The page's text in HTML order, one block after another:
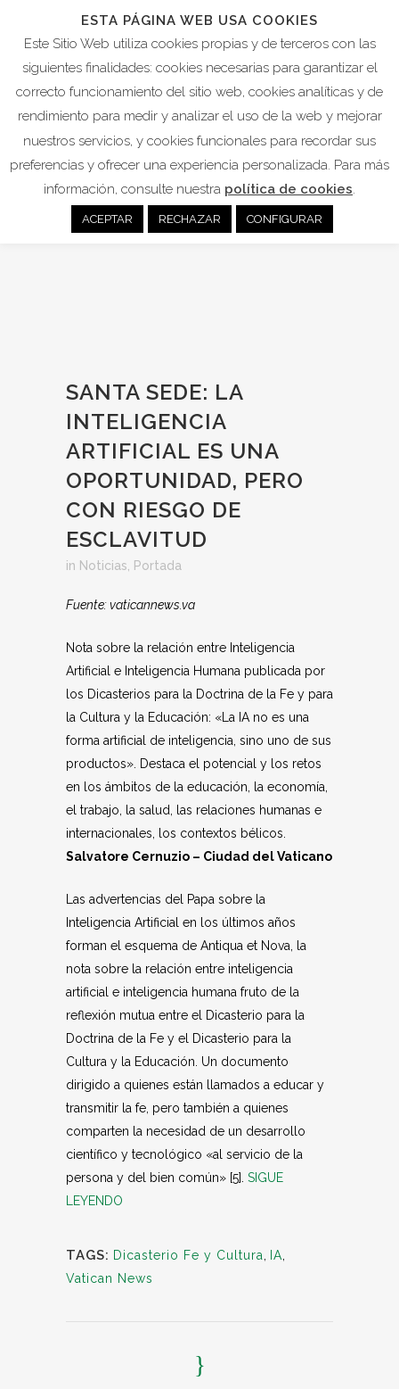
SANTA SEDE: LA
INTELIGENCIA
ARTIFICIAL ES UNA
OPORTUNIDAD, PERO
CON RIESGO DE
ESCLAVITUD
in Noticias Portada
Fuente: vaticannews.va
Nota sobre la relación entre Inteligencia
Artificial e Inteligencia Humana publicada por
los Dicasterios para la Doctrina de la Fe y para
la Cultura y la Educación: «La IA no es una
forma artificial de inteligencia, sino uno de sus
productos». Destaca el potencial y los retos
en los ámbitos de la educación, la economía,
el trabajo, la salud, las relaciones humanas e
internacionales, los contextos bélicos.
Salvatore Cernuzio – Ciudad del Vaticano
Las advertencias del Papa sobre la
Inteligencia Artificial en los últimos años
forman el esquema de Antiqua et Nova, la
nota sobre la relación entre inteligencia
artificial e inteligencia humana fruto de la
reflexión mutua entre el Dicasterio para la
Doctrina de la Fe y el Dicasterio para la
Cultura y la Educación. Un documento
dirigido a quienes están llamados a educar y
transmitir la fe, pero también a quienes
comparten la necesidad de un desarrollo
científico y tecnológico «al servicio de la
persona y del bien común» [5]. SIGUE
LEYENDO
TAGS: Dicasterio Fe y Cultura IA
Vatican News
ESTA PÁGINA WEB USA COOKIES
Este Sitio Web utiliza cookies propias y de terceros con las
siguientes finalidades: cookies necesarias para garantizar el
correcto funcionamiento del sitio web, cookies analíticas y de
rendimiento para medir y analizar el uso de la web y mejorar
nuestros servicios, y cookies funcionales para recordar sus
preferencias y ofrecer una experiencia personalizada. Para más
información, consulte nuestra política de cookies.
ACEPTAR RECHAZAR CONFIGURAR